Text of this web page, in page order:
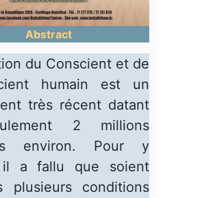
Abstract
du Conscient et de
humain est un
très récent datant
2 millions
environ. Pour y
il a fallu que soient
plusieurs conditions